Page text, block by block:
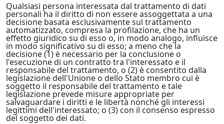
Qualsiasi persona interessata dal trattamento di dati
personali ha il diritto di non essere assoggettata a una
decisione basata esclusivamente sul trattamento
automatizzato, compresa la profilazione, che ha un
effetto giuridico su di esso o, in modo analogo, influisce
in modo significativo su di esso; a meno che la
decisione (1) è necessario per la conclusione o
l'esecuzione di un contratto tra l'interessato e il
responsabile del trattamento, o (2) è consentito dalla
legislazione dell'Unione o dello Stato membro cui è
soggetto il responsabile del trattamento e tale
legislazione prevede misure appropriate per
salvaguardare i diritti e le libertà nonché gli interessi
legittimi dell'interessato; o (3) con il consenso espresso
del soggetto dei dati.